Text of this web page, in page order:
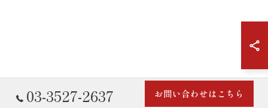
03-3527-2637 お問い合わせはこちら